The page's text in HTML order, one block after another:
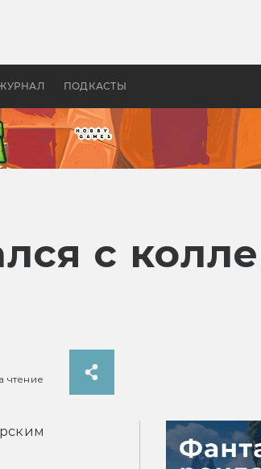
ПОДКАСТЫ
«Властелина колец»
с
чтение